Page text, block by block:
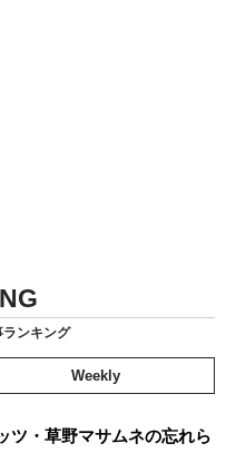
ランキング
Weekly
・草野マサムネの忘れら